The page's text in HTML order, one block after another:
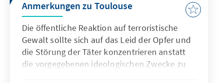
Anmerkungen zu Toulouse
Die öffentliche Reaktion auf terroristische
Gewalt sollte sich auf das Leid der Opfer und
die Störung der Täter konzentrieren anstatt
die vorgegebenen ideologischen Zwecke zu